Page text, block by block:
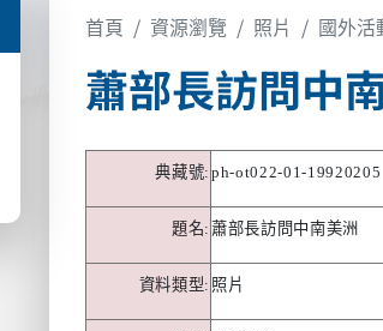
首頁 資源瀏覽 照片 國外活
蕭部長訪問中
典藏號: ph-ot022-01-19920205
題名: 蕭部長訪問中南美洲
資料類型: 照片